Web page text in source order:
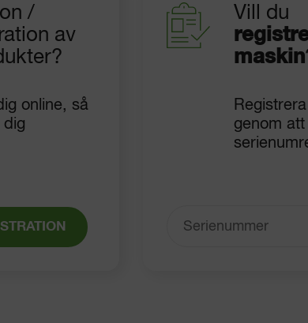
/
av
online, så
dig
Vill du
maskin
genom att